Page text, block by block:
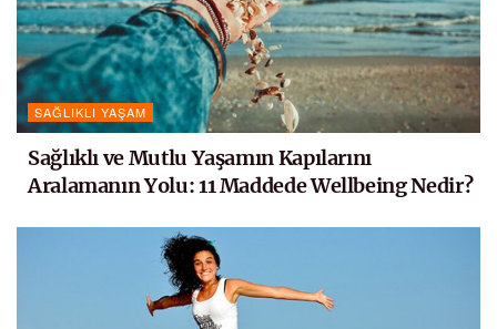
SAĞLIKLI YAŞAM
Sağlıklı ve Mutlu Yaşamın Kapılarını
Aralamanın Yolu: 11 Maddede Wellbeing Nedir?